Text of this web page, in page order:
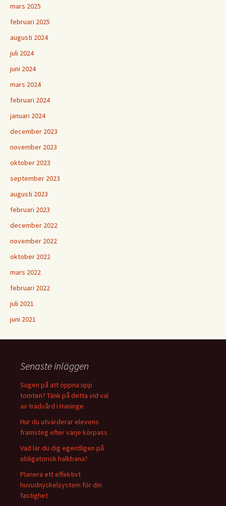
mars 2025
februari 2025
augusti 2024
juli 2024
juni 2024
mars 2024
februari 2024
januari 2024
december 2023
november 2023
oktober 2023
september 2023
augusti 2023
februari 2023
december 2022
november 2022
oktober 2022
mars 2022
februari 2022
juli 2021
juni 2021
Senaste inläggen
Sugen på att öppna upp
tomten? Tänk på detta vid val
av trädvård i Haninge
Hur du utvärderar elevens
framsteg efter varje körpass
Vad lär du dig egentligen på
obligatorisk halkbana?
Planera ett effektivt
huvudnyckelsystem för din
fastighet